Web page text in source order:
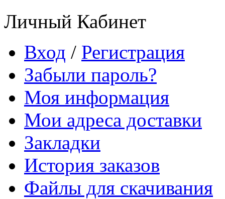
Личный Кабинет
Вход / Регистрация
Забыли пароль?
Моя информация
Мои адреса доставки
Закладки
История заказов
Файлы для скачивания